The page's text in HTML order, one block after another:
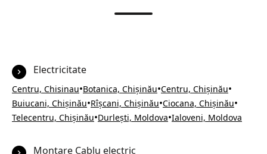
Electricitate
Centru, Chisinau•Botanica, Chișinău•Centru, Chișinău•
Buiucani, Chișinău•Rîșcani, Chișinău•Ciocana, Chișinău•
Telecentru, Chișinău•Durlești, Moldova•Ialoveni, Moldova
Montare Cablu electric